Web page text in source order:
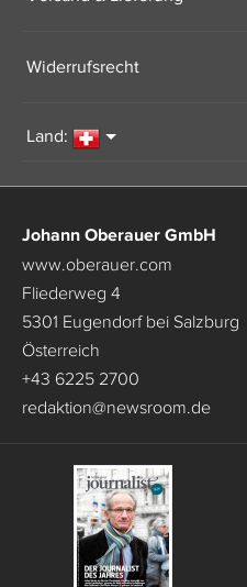
Widerrufsrecht
Land:
Johann Oberauer GmbH
www.oberauer.com
Fliederweg 4
5301 Eugendorf bei Salzburg
Österreich
+43 6225 2700
redaktion@newsroom.de